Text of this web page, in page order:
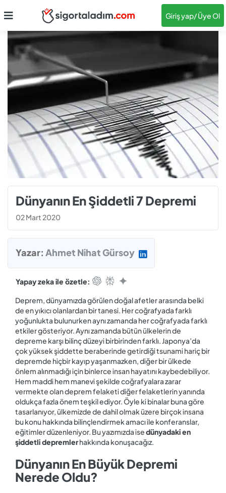
Giriş yap/ Üye Ol
Dünyanın En Şiddetli 7 Depremi
02 Mart 2020
Yazar: Ahmet Nihat Gürsoy
Yapay zeka ile özetle:
Deprem, dünyamızda görülen doğal afetler arasında belki
de en yıkıcı olanlardan bir tanesi. Her coğrafyada farklı
yoğunlukta bulunurken aynı zamanda her coğrafyada farklı
etkiler gösteriyor. Aynı zamanda bütün ülkelerin de
depreme karşı bilinç düzeyi birbirinden farklı. Japonya’da
çok yüksek şiddette beraberinde getirdiği tsunami hariç bir
depremde hiçbir kayıp yaşanmazken, diğer bir ülkede
önlem alınmadığı için binlerce insan hayatını kaybedebiliyor.
Hem maddi hem manevi şekilde coğrafyalara zarar
vermekte olan deprem felaketi diğer felaketlerin yanında
oldukça fazla önem teşkil ediyor. Öyle ki binalar buna göre
tasarlanıyor, ülkemizde de dahil olmak üzere birçok insana
bu konu hakkında bilinçlendirmek amacı ile konferanslar,
eğitimler düzenleniyor. Bu yazımızda isedünyadaki en
şiddetli depremlerhakkında konuşacağız.
Dünyanın En Büyük Depremi
Nerede Oldu?